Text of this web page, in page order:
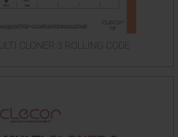
CLONER 3 ROLLING CODE